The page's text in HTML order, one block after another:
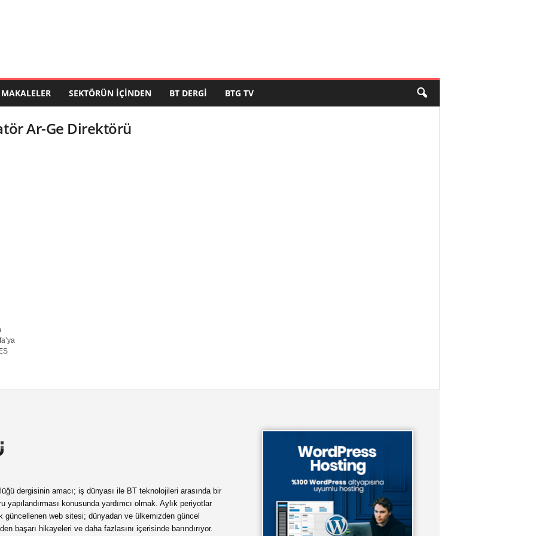
MAKALELER SEKTÖRÜN İÇINDEN BT DERGI BTG TV
Ar-Ge Direktörü
dergisinin amacı; iş dünyası ile BT teknolojileri arasında bir
yapılandırması konusunda yardımcı olmak. Aylık periyotlar
güncellenen web sitesi; dünyadan ve ülkemizden güncel
başarı hikayeleri ve daha fazlasını içerisinde barındırıyor.